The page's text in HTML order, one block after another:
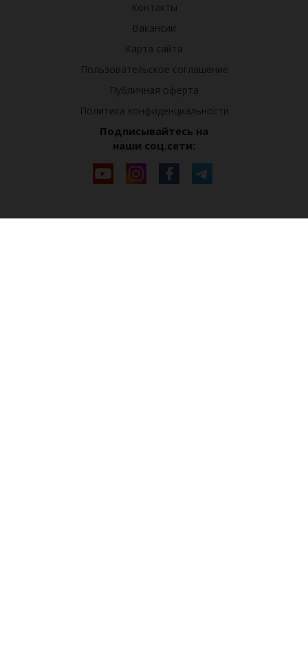
Контакты
Вакансии
Карта сайта
Пользовательское соглашение
Публичная оферта
Политика конфиденциальности
Подписывайтесь на
наши соц.сети: